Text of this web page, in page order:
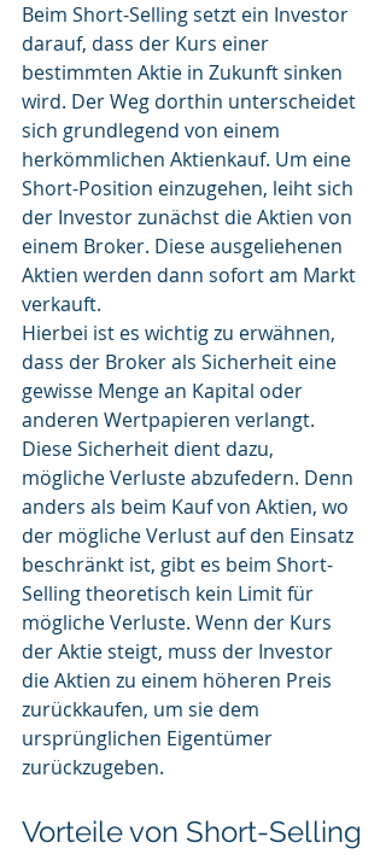
Beim Short-Selling setzt ein Investor
darauf, dass der Kurs einer
bestimmten Aktie in Zukunft sinken
wird. Der Weg dorthin unterscheidet
sich grundlegend von einem
herkömmlichen Aktienkauf. Um eine
Short-Position einzugehen, leiht sich
der Investor zunächst die Aktien von
einem Broker. Diese ausgeliehenen
Aktien werden dann sofort am Markt
verkauft.
Hierbei ist es wichtig zu erwähnen,
dass der Broker als Sicherheit eine
gewisse Menge an Kapital oder
anderen Wertpapieren verlangt.
Diese Sicherheit dient dazu,
mögliche Verluste abzufedern. Denn
anders als beim Kauf von Aktien, wo
der mögliche Verlust auf den Einsatz
beschränkt ist, gibt es beim Short-
Selling theoretisch kein Limit für
mögliche Verluste. Wenn der Kurs
der Aktie steigt, muss der Investor
die Aktien zu einem höheren Preis
zurückkaufen, um sie dem
ursprünglichen Eigentümer
zurückzugeben.
Vorteile von Short-Selling